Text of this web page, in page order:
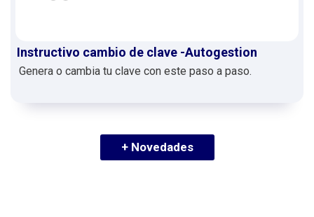
Instructivo cambio de clave -Autogestion
Genera o cambia tu clave con este paso a paso.
+ Novedades